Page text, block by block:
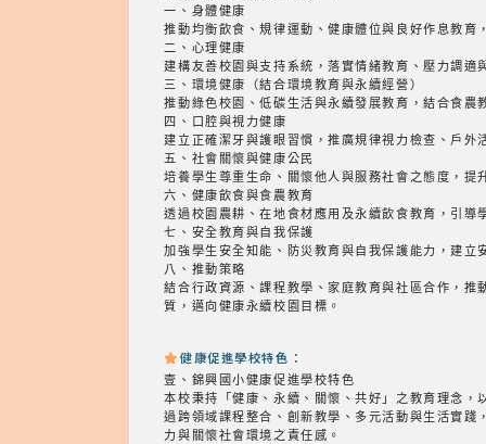
一、身體健康
推動均衡飲食、規律運動、健康體位與良好作息教
二、心理健康
建構友善校園與支持系統，落實情緒教育、壓力調
三、環境健康（結合環境教育與永續經營）
推動綠色校園、低碳生活與永續發展教育，結合食
四、口腔與視力健康
建立正確潔牙與護眼習慣，推廣規律視力檢查、戶
五、社會關懷與健康公民
培養學生尊重生命、關懷他人與服務社會之態度，
六、健康飲食與食農教育
透過校園農耕、在地食材應用及永續飲食教育，引
七、安全教育與自我保護
加強學生安全知能、防災教育與自我保護能力，建
八、推動策略
結合行政資源、課程教學、家庭教育與社區合作，
質，邁向健康永續校園目標。
健康促進學校特色：
壹、錦興國小健康促進學校特色
本校秉持「健康、永續、關懷、共好」之教育理念
過跨領域課程整合、創新教學、多元活動與生活實
力與關懷社會環境之責任感。